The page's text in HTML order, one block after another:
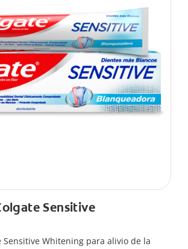
Sensitive
Sensitive Whitening para alivio de la